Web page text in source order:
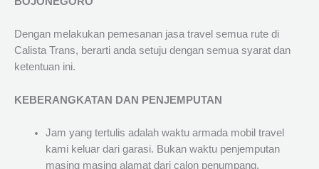
Dengan melakukan pemesanan jasa travel semua rute di
Calista Trans, berarti anda setuju dengan semua syarat dan
ketentuan ini.
KEBERANGKATAN DAN PENJEMPUTAN
Jam yang tertulis adalah waktu armada mobil travel
kami keluar dari garasi. Bukan waktu penjemputan
masing masing alamat dari calon penumpang.